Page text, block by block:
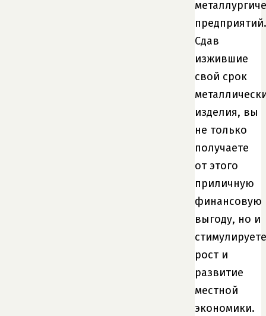
предприятий.
Сдав
изжившие
свой срок
изделия, вы
не только
получаете
от этого
приличную
финансовую
выгоду, но и
стимулируете
рост и
развитие
местной
экономики.